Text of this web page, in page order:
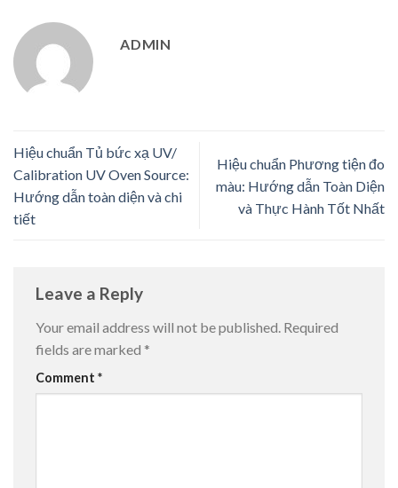
ADMIN
Hiệu chuẩn Tủ bức xạ UV/
Calibration UV Oven Source:
Hướng dẫn toàn diện và chi
tiết
Hiệu chuẩn Phương tiện đo
màu: Hướng dẫn Toàn Diện
và Thực Hành Tốt Nhất
Leave a Reply
Your email address will not be published. Required
fields are marked *
Comment *